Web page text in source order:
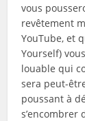
vous
revêtement
YouTube, et
Yourself)
louable qui
sera peut-
poussant à
s’encombrer